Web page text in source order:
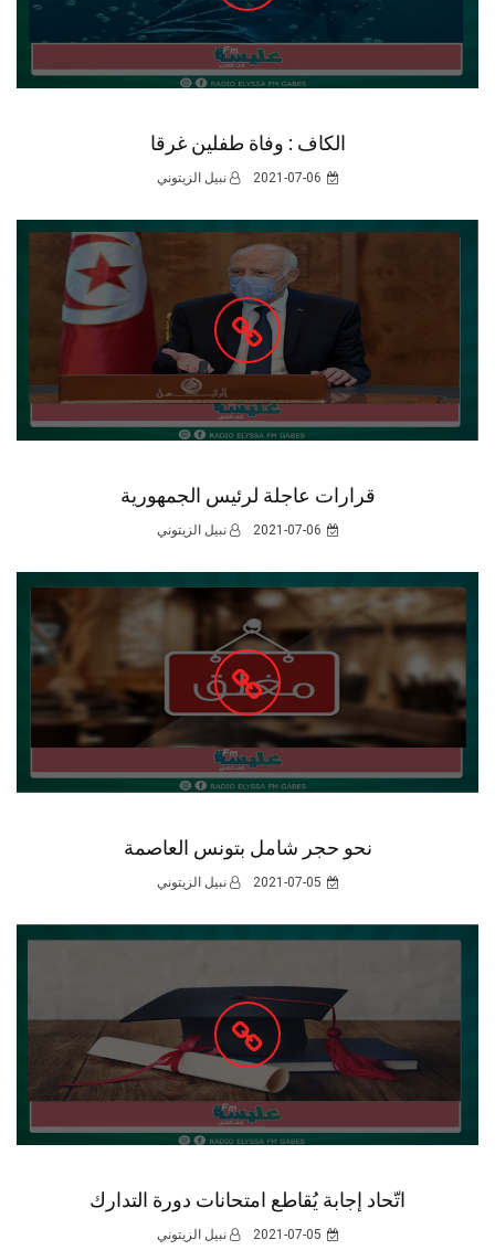
الكاف : وفاة طفلين غرقا
2021-07-06 نبيل الزيتوني
قرارات عاجلة لرئيس الجمهورية
2021-07-06 نبيل الزيتوني
نحو حجر شامل بتونس العاصمة
2021-07-05 نبيل الزيتوني
اتّحاد إجابة يُقاطع امتحانات دورة التدارك
2021-07-05 نبيل الزيتوني